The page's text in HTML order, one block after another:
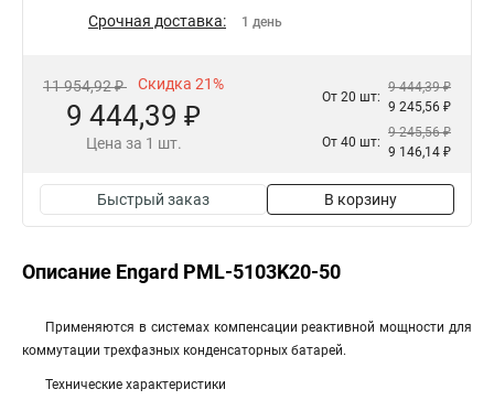
Срочная доставка: 1 день
11 954,92 ₽ Скидка 21%
9 444,39 ₽
Цена за 1 шт.
От 20 шт:
9 444,39 ₽
9 245,56 ₽
От 40 шт:
9 245,56 ₽
9 146,14 ₽
Быстрый заказ В корзину
Описание Engard PML-5103K20-50
Применяются в системах компенсации реактивной мощности для
коммутации трехфазных конденсаторных батарей.
Технические характеристики